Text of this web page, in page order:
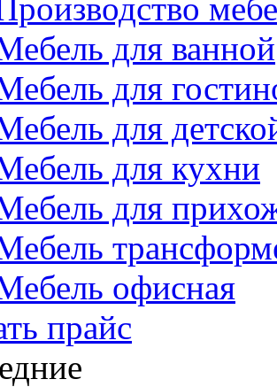
для ванной
для
для
для кухни
для
офисная
прайс